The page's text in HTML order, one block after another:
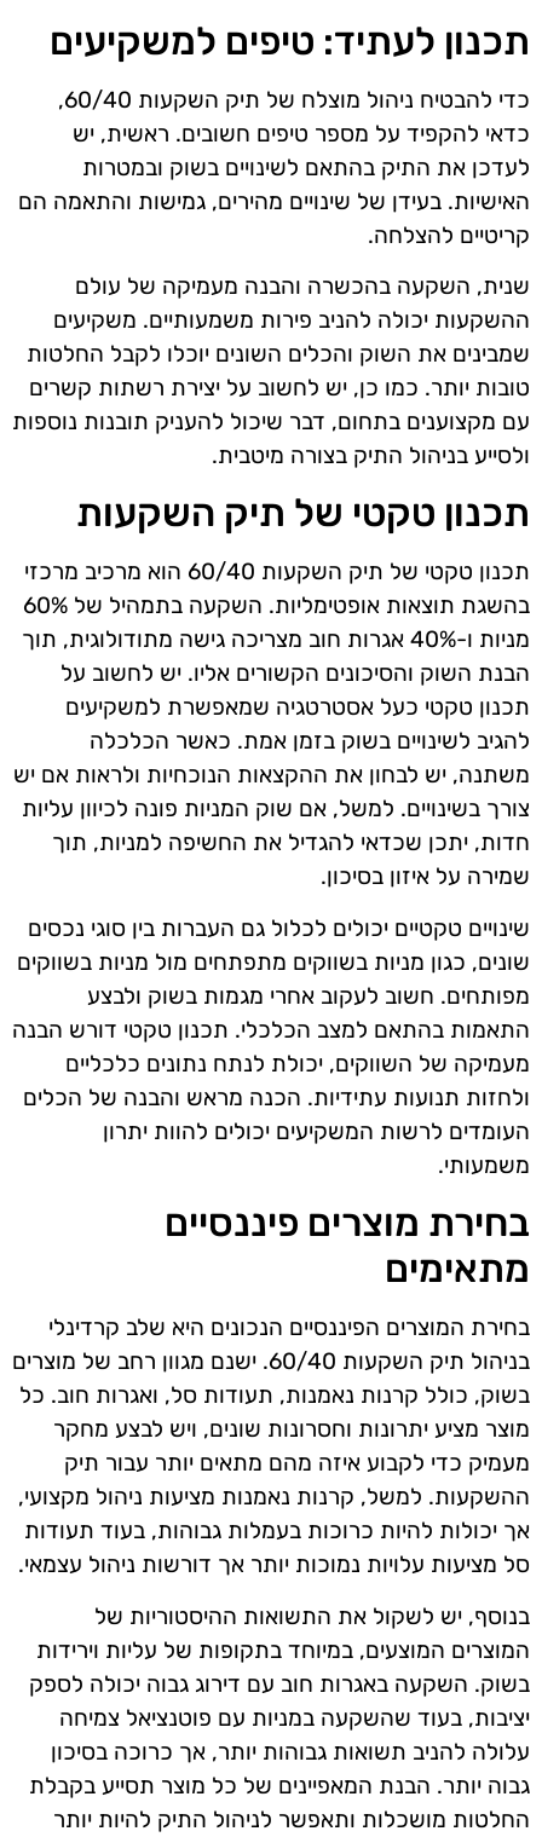
תכנון לעתיד: טיפים למשקיעים
כדי להבטיח ניהול מוצלח של תיק השקעות 60/40,
כדאי להקפיד על מספר טיפים חשובים. ראשית, יש
לעדכן את התיק בהתאם לשינויים בשוק ובמטרות
האישיות. בעידן של שינויים מהירים, גמישות והתאמה הם
קריטיים להצלחה.
שנית, השקעה בהכשרה והבנה מעמיקה של עולם
ההשקעות יכולה להניב פירות משמעותיים. משקיעים
שמבינים את השוק והכלים השונים יוכלו לקבל החלטות
טובות יותר. כמו כן, יש לחשוב על יצירת רשתות קשרים
עם מקצוענים בתחום, דבר שיכול להעניק תובנות נוספות
ולסייע בניהול התיק בצורה מיטבית.
תכנון טקטי של תיק השקעות
תכנון טקטי של תיק השקעות 60/40 הוא מרכיב מרכזי
בהשגת תוצאות אופטימליות. השקעה בתמהיל של 60%
מניות ו-40% אגרות חוב מצריכה גישה מתודולוגית, תוך
הבנת השוק והסיכונים הקשורים אליו. יש לחשוב על
תכנון טקטי כעל אסטרטגיה שמאפשרת למשקיעים
להגיב לשינויים בשוק בזמן אמת. כאשר הכלכלה
משתנה, יש לבחון את ההקצאות הנוכחיות ולראות אם יש
צורך בשינויים. למשל, אם שוק המניות פונה לכיוון עליות
חדות, יתכן שכדאי להגדיל את החשיפה למניות, תוך
שמירה על איזון בסיכון.
שינויים טקטיים יכולים לכלול גם העברות בין סוגי נכסים
שונים, כגון מניות בשווקים מתפתחים מול מניות בשווקים
מפותחים. חשוב לעקוב אחרי מגמות בשוק ולבצע
התאמות בהתאם למצב הכלכלי. תכנון טקטי דורש הבנה
מעמיקה של השווקים, יכולת לנתח נתונים כלכליים
ולחזות תנועות עתידיות. הכנה מראש והבנה של הכלים
העומדים לרשות המשקיעים יכולים להוות יתרון
משמעותי.
בחירת מוצרים פיננסיים
מתאימים
בחירת המוצרים הפיננסיים הנכונים היא שלב קרדינלי
בניהול תיק השקעות 60/40. ישנם מגוון רחב של מוצרים
בשוק, כולל קרנות נאמנות, תעודות סל, ואגרות חוב. כל
מוצר מציע יתרונות וחסרונות שונים, ויש לבצע מחקר
מעמיק כדי לקבוע איזה מהם מתאים יותר עבור תיק
ההשקעות. למשל, קרנות נאמנות מציעות ניהול מקצועי,
אך יכולות להיות כרוכות בעמלות גבוהות, בעוד תעודות
סל מציעות עלויות נמוכות יותר אך דורשות ניהול עצמאי.
בנוסף, יש לשקול את התשואות ההיסטוריות של
המוצרים המוצעים, במיוחד בתקופות של עליות וירידות
בשוק. השקעה באגרות חוב עם דירוג גבוה יכולה לספק
יציבות, בעוד שהשקעה במניות עם פוטנציאל צמיחה
עלולה להניב תשואות גבוהות יותר, אך כרוכה בסיכון
גבוה יותר. הבנת המאפיינים של כל מוצר תסייע בקבלת
החלטות מושכלות ותאפשר לניהול התיק להיות יותר